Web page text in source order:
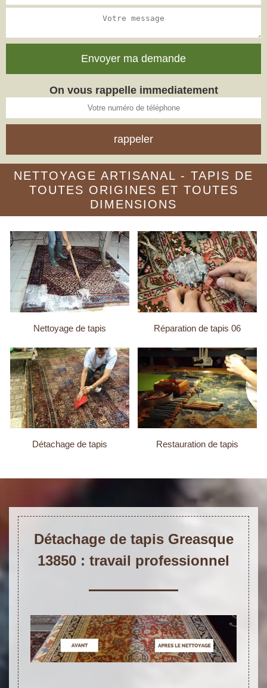
On vous rappelle immediatement
NETTOYAGE ARTISANAL - TAPIS DE
TOUTES ORIGINES ET TOUTES
DIMENSIONS
Nettoyage de tapis Réparation de tapis 06
Détachage de tapis Restauration de tapis
Détachage de tapis Greasque
13850 : travail professionnel